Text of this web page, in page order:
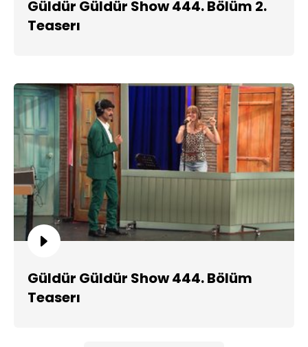
Güldür Güldür Show 444. Bölüm 2.
Teaserı
Güldür Güldür Show 444. Bölüm
Teaserı